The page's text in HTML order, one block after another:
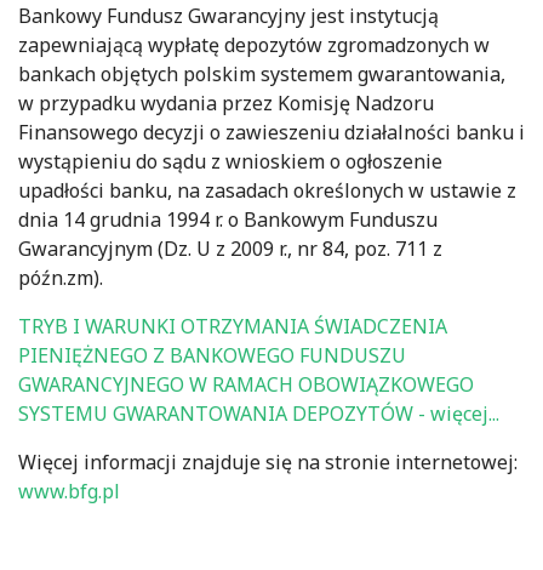
Bankowy Fundusz Gwarancyjny jest instytucją
zapewniającą wypłatę depozytów zgromadzonych w
bankach objętych polskim systemem gwarantowania,
w przypadku wydania przez Komisję Nadzoru
Finansowego decyzji o zawieszeniu działalności banku i
wystąpieniu do sądu z wnioskiem o ogłoszenie
upadłości banku, na zasadach określonych w ustawie z
dnia 14 grudnia 1994 r. o Bankowym Funduszu
Gwarancyjnym (Dz. U z 2009 r., nr 84, poz. 711 z
późn.zm).
TRYB I WARUNKI OTRZYMANIA ŚWIADCZENIA
PIENIĘŻNEGO Z BANKOWEGO FUNDUSZU
GWARANCYJNEGO W RAMACH OBOWIĄZKOWEGO
SYSTEMU GWARANTOWANIA DEPOZYTÓW - więcej...
Więcej informacji znajduje się na stronie internetowej:
www.bfg.pl